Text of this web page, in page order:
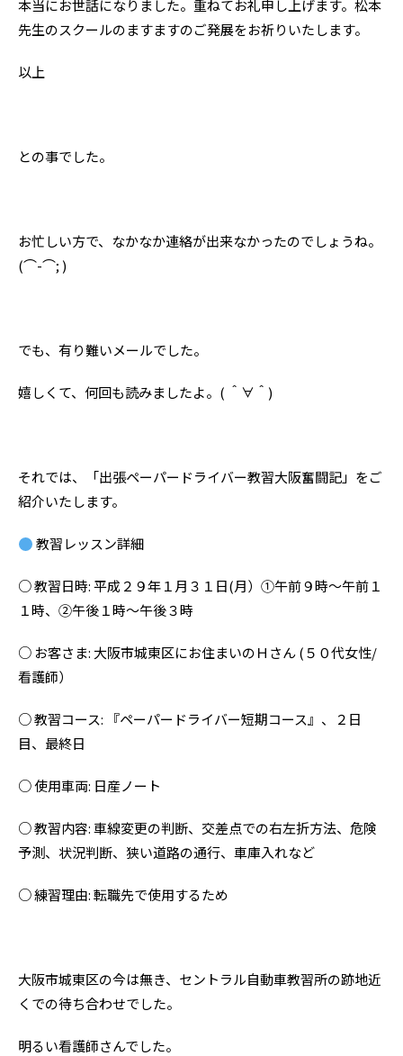
本当にお世話になりました。重ねてお礼申し上げます。松本
先生のスクールのますますのご発展をお祈りいたします。
以上
との事でした。
お忙しい方で、なかなか連絡が出来なかったのでしょうね。
(⌒-⌒; )
でも、有り難いメールでした。
嬉しくて、何回も読みましたよ。( ＾∀＾)
それでは、「出張ペーパードライバー教習大阪奮闘記」をご
紹介いたします。
教習レッスン詳細
○ 教習日時: 平成２９年１月３１日(月）①午前９時〜午前１
１時、②午後１時〜午後３時
○ お客さま: 大阪市城東区にお住まいのＨさん (５０代女性/
看護師）
○ 教習コース: 『ペーパードライバー短期コース』、２日
目、最終日
○ 使用車両: 日産ノート
○ 教習内容: 車線変更の判断、交差点での右左折方法、危険
予測、状況判断、狭い道路の通行、車庫入れなど
○ 練習理由: 転職先で使用するため
大阪市城東区の今は無き、セントラル自動車教習所の跡地近
くでの待ち合わせでした。
明るい看護師さんでした。